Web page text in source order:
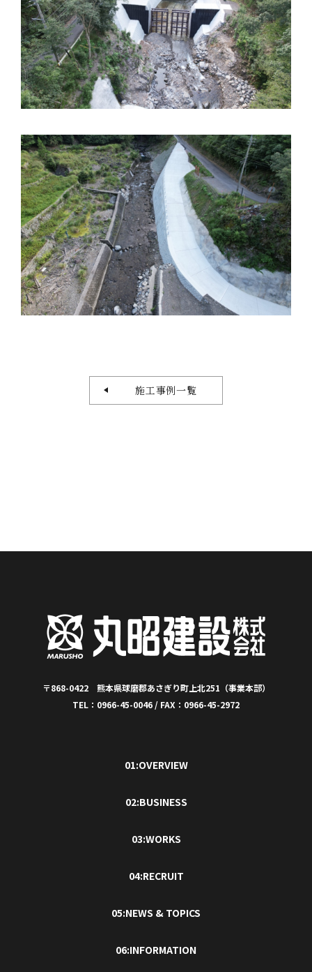
施工事例一覧
〒868-0422 熊本県球磨郡あさぎり町上北251（事業本部）
TEL：0966-45-0046 / FAX：0966-45-2972
01:OVERVIEW
02:BUSINESS
03:WORKS
04:RECRUIT
05:NEWS & TOPICS
06:INFORMATION